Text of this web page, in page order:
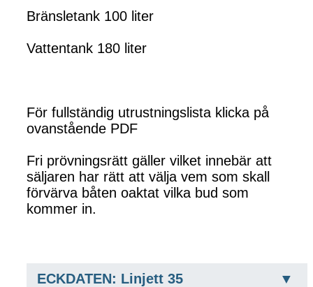
Bränsletank 100 liter
Vattentank 180 liter
För fullständig utrustningslista klicka på
ovanstående PDF
Fri prövningsrätt gäller vilket innebär att
säljaren har rätt att välja vem som skall
förvärva båten oaktat vilka bud som
kommer in.
ECKDATEN: Linjett 35